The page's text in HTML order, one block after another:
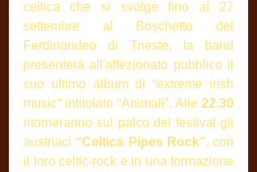
celtica che si svolge fino al 27
settembre al Boschetto del
Ferdinandeo di Trieste, la band
presenterà all'affezionato pubblico il
suo ultimo album di “extreme irish
music” intitolato “Animali”. Alle 22.30
ritorneranno sul palco del festival gli
austriaci “Celtica Pipes Rock”, con
il loro celtic-rock e in una formazione